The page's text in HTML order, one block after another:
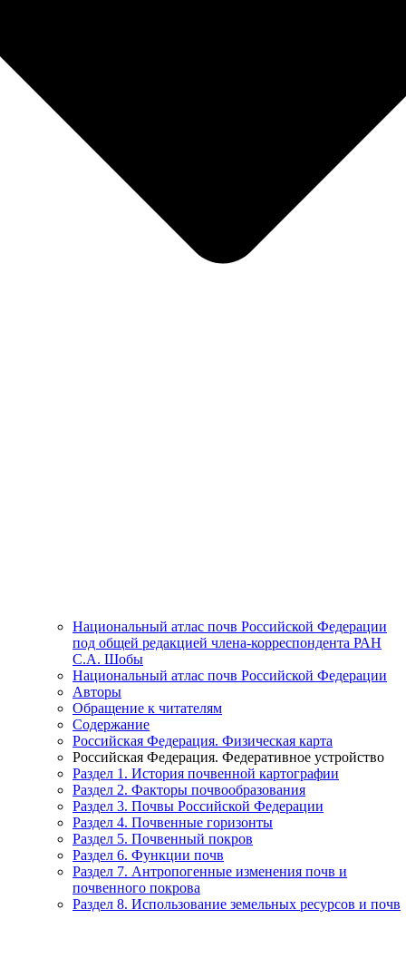
Национальный атлас почв Российской Федерации
под общей редакцией члена-корреспондента РАН
С.А. Шобы
Национальный атлас почв Российской Федерации
Авторы
Обращение к читателям
Содержание
Российская Федерация. Физическая карта
Российская Федерация. Федеративное устройство
Раздел 1. История почвенной картографии
Раздел 2. Факторы почвообразования
Раздел 3. Почвы Российской Федерации
Раздел 4. Почвенные горизонты
Раздел 5. Почвенный покров
Раздел 6. Функции почв
Раздел 7. Антропогенные изменения почв и
почвенного покрова
Раздел 8. Использование земельных ресурсов и почв